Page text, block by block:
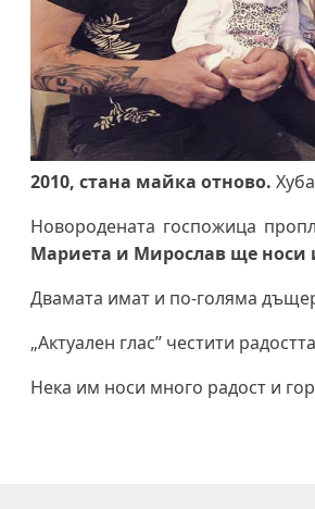
2010, стана майка отново.
Новородената госпожица
Мариета и Мирослав ще носи
Двамата имат и по-голяма
„Актуален глас” честити
Нека им носи много радост и